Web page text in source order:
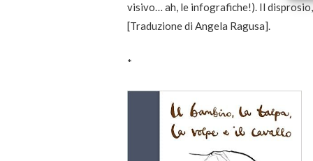
visivo… ah, le infografiche!). Il
[Traduzione di Angela Ragusa].
*